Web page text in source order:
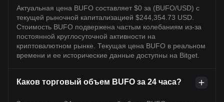
Актуальная цена BUFO составляет $0 за (BUFO/USD) с
текущей рыночной капитализацией $244,354.73 USD.
Стоимость BUFO подвержена частым колебаниям из-за
постоянной круглосуточной активности на
криптовалютном рынке. Текущая цена BUFO в реальном
времени и ее исторические данные доступны на Bitget.
Каков торговый объем BUFO за 24 часа?